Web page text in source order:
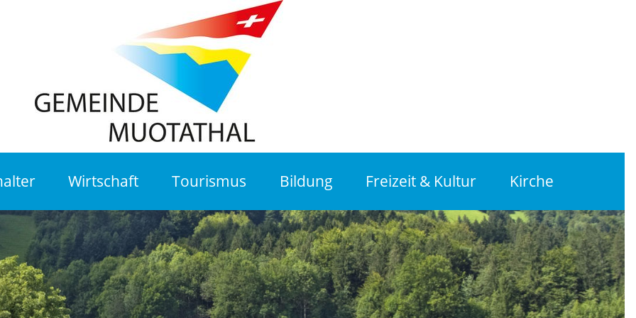
Wirtschaft Tourismus Bildung Freizeit & Kultur Kirche